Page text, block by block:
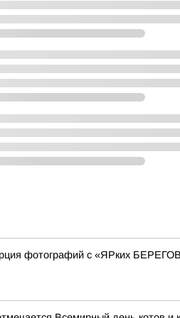
фотографий с «ЯРких